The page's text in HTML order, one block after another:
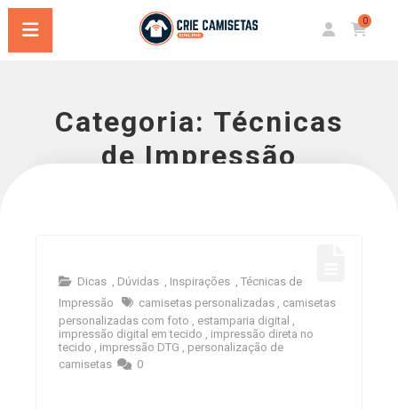
0
Categoria: Técnicas
de Impressão
Dicas Dúvidas Inspirações
Técnicas de
Impressão
camisetas personalizadas
camisetas
personalizadas com foto
estamparia digital
impressão digital em tecido
impressão direta no
tecido
impressão DTG
personalização de
camisetas
0